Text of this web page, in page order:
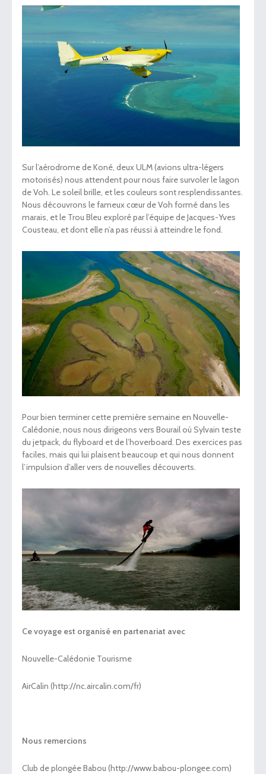
Sur l’aérodrome de Koné, deux ULM (avions ultra-légers
motorisés) nous attendent pour nous faire survoler le lagon
de Voh. Le soleil brille, et les couleurs sont resplendissantes.
Nous découvrons le fameux cœur de Voh formé dans les
marais, et le Trou Bleu exploré par l’équipe de Jacques-Yves
Cousteau, et dont elle n’a pas réussi à atteindre le fond.
Pour bien terminer cette première semaine en Nouvelle-
Calédonie, nous nous dirigeons vers Bourail où Sylvain teste
du jetpack, du flyboard et de l’hoverboard. Des exercices pas
faciles, mais qui lui plaisent beaucoup et qui nous donnent
l’impulsion d’aller vers de nouvelles découverts.
Ce voyage est organisé en partenariat avec
Nouvelle-Calédonie Tourisme
AirCalin (http://nc.aircalin.com/fr)
Nous remercions
Club de plongée Babou (http://www.babou-plongee.com)